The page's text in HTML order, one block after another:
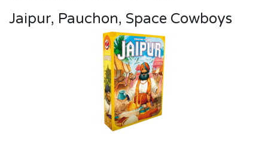
Jaipur, Pauchon, Space Cowboys